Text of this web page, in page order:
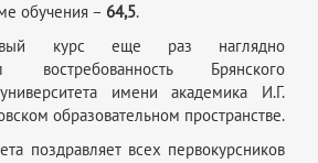
обучения – 64,5.
курс еще раз наглядно
востребованность Брянского
университета имени академика И.Г.
образовательном пространстве.
поздравляет всех первокурсников